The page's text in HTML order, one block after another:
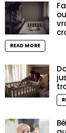
READ MORE